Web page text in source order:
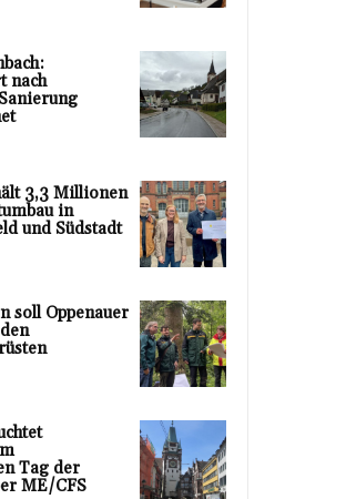
nach
3,3 Millionen
in
und Südstadt
soll Oppenauer
Tag der
ME/CFS